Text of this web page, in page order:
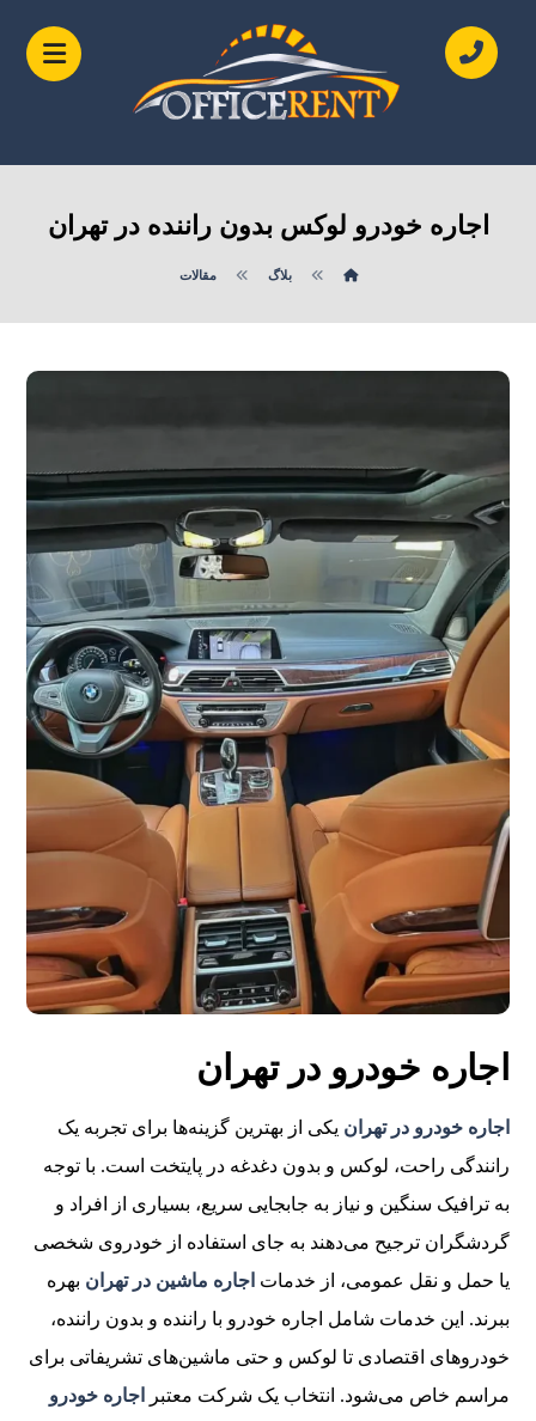
اجاره خودرو لوکس بدون راننده در تهران
بلاگ مقالات
اجاره خودرو در تهران
اجاره خودرو در تهران یکی از بهترین گزینه‌ها برای تجربه یک
رانندگی راحت، لوکس و بدون دغدغه در پایتخت است. با توجه
به ترافیک سنگین و نیاز به جابجایی سریع، بسیاری از افراد و
گردشگران ترجیح می‌دهند به جای استفاده از خودروی شخصی
یا حمل و نقل عمومی، از خدمات اجاره ماشین در تهران بهره
ببرند. این خدمات شامل اجاره خودرو با راننده و بدون راننده،
خودروهای اقتصادی تا لوکس و حتی ماشین‌های تشریفاتی برای
مراسم خاص می‌شود. انتخاب یک شرکت معتبر
اجاره خودرو